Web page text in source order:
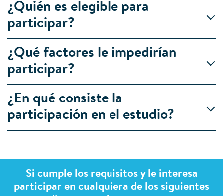
¿Quién es elegible para
participar?
¿Qué factores le impedirían
participar?
¿En qué consiste la
participación en el estudio?
Si cumple los requisitos y le interesa
participar en cualquiera de los siguientes